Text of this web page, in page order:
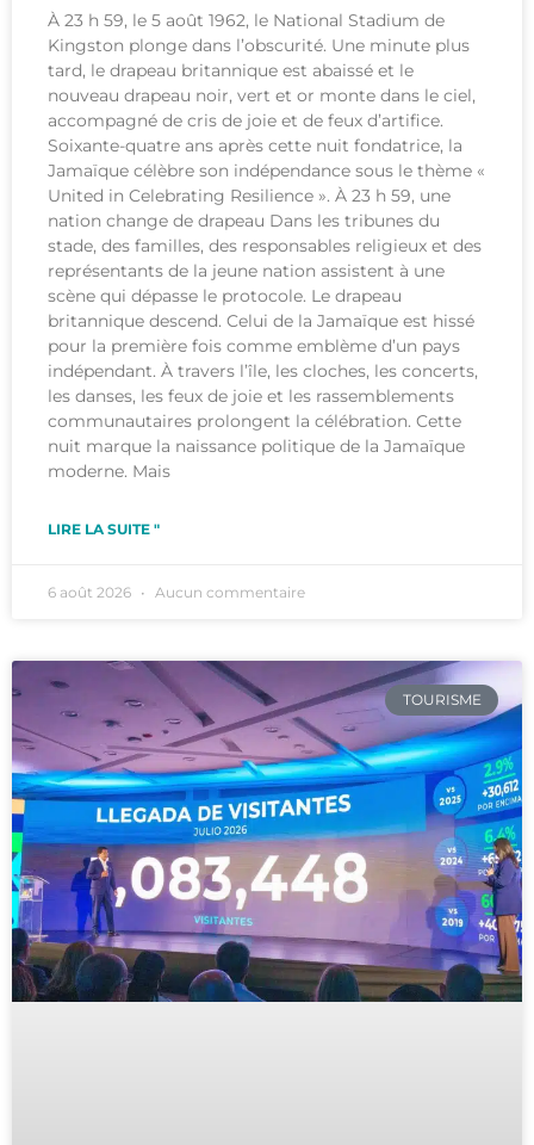
À 23 h 59, le 5 août 1962, le National Stadium de
Kingston plonge dans l’obscurité. Une minute plus
tard, le drapeau britannique est abaissé et le
nouveau drapeau noir, vert et or monte dans le ciel,
accompagné de cris de joie et de feux d’artifice.
Soixante-quatre ans après cette nuit fondatrice, la
Jamaïque célèbre son indépendance sous le thème «
United in Celebrating Resilience ». À 23 h 59, une
nation change de drapeau Dans les tribunes du
stade, des familles, des responsables religieux et des
représentants de la jeune nation assistent à une
scène qui dépasse le protocole. Le drapeau
britannique descend. Celui de la Jamaïque est hissé
pour la première fois comme emblème d’un pays
indépendant. À travers l’île, les cloches, les concerts,
les danses, les feux de joie et les rassemblements
communautaires prolongent la célébration. Cette
nuit marque la naissance politique de la Jamaïque
moderne. Mais
LIRE LA SUITE "
6 août 2026 Aucun commentaire
TOURISME